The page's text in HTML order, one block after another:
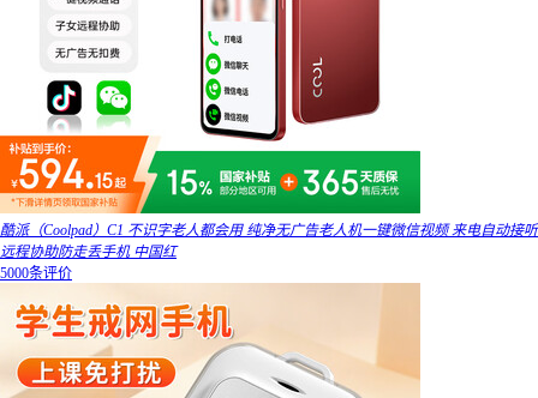
酷派（Coolpad）C1 不识字老人都会用 纯净无广告老人机一键微信视频 来电自动接听
远程协助防走丢手机 中国红
5000条评价